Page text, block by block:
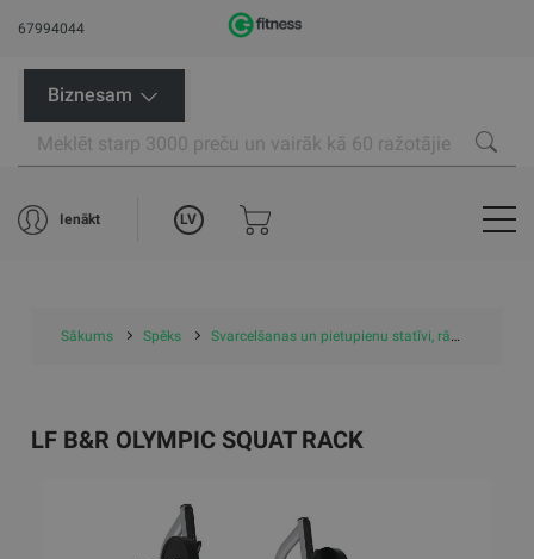
67994044
Biznesam
Ienākt LV
Sākums Spēks Svarcelšanas un pietupienu statīvi, rāmji
LF B&R OLYMPIC SQUAT RACK